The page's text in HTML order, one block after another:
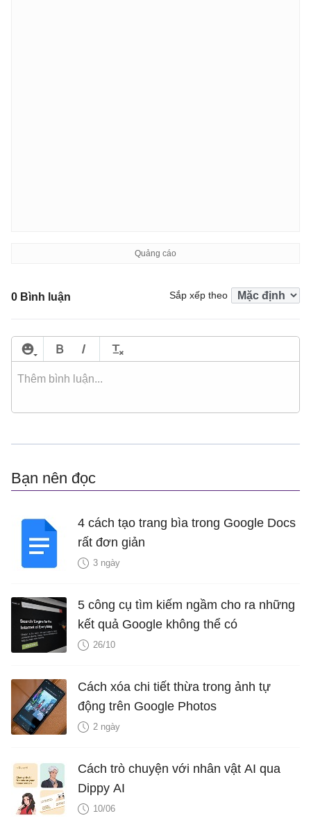
0 Bình luận Sắp xếp theo
Bạn nên đọc
4 cách tạo trang bìa trong Google Docs
rất đơn giản
3 ngày
5 công cụ tìm kiếm ngầm cho ra những
kết quả Google không thể có
26/10
Cách xóa chi tiết thừa trong ảnh tự
động trên Google Photos
2 ngày
Cách trò chuyện với nhân vật AI qua
Dippy AI
10/06